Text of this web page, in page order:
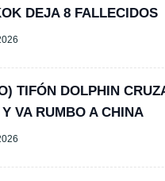
DEJA 8 FALLECIDOS
TIFÓN DOLPHIN
VA RUMBO A CHINA